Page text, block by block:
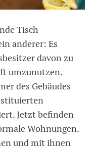
Tisch
anderer: Es
davon zu
umzunutzen.
des Gebäudes
Jetzt befinden
Wohnungen.
und mit ihnen